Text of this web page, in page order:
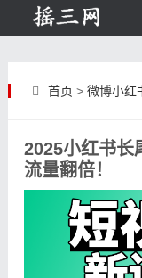
首页 > 微博小红
2025小红书长
流量翻倍！